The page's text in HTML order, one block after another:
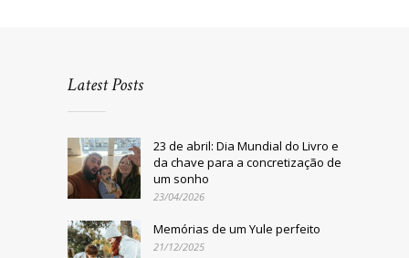
Latest Posts
23 de abril: Dia Mundial do Livro e
da chave para a concretização de
um sonho
23/04/2026
Memórias de um Yule perfeito
21/12/2025